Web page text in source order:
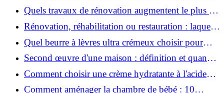
stimule réellement la pousse des cheveux ?
Quels travaux de rénovation augmentent le plus la
valeur d'une maison pour la revente ?
Rénovation, réhabilitation ou restauration : laquelle
convient le mieux à mon logement ?
Quel beurre à lèvres ultra crémeux choisir pour
lèvres sèches et gercées?
Second œuvre d'une maison : définition et quand
le réaliser
Comment choisir une crème hydratante à l'acide
hyaluronique et niacinamide ?
Comment aménager la chambre de bébé : 10